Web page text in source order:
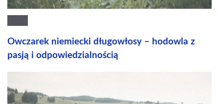
Owczarek niemiecki długowłosy – hodowla z
pasją i odpowiedzialnością